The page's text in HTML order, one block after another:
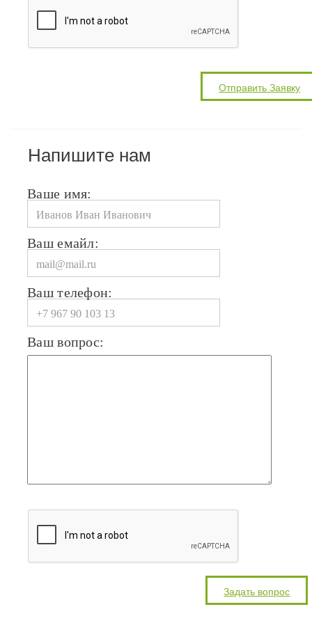
Напишите нам
Ваше имя:
Ваш емайл:
Ваш телефон:
Ваш вопрос: